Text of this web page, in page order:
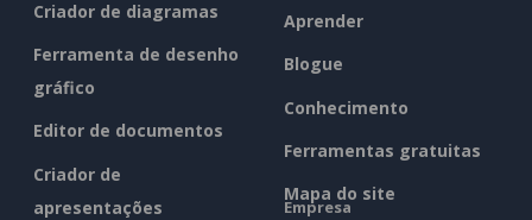
Criador de diagramas
Ferramenta de desenho
gráfico
Editor de documentos
Criador de
apresentações
Aprender
Blogue
Conhecimento
Ferramentas gratuitas
Mapa do site
Empresa